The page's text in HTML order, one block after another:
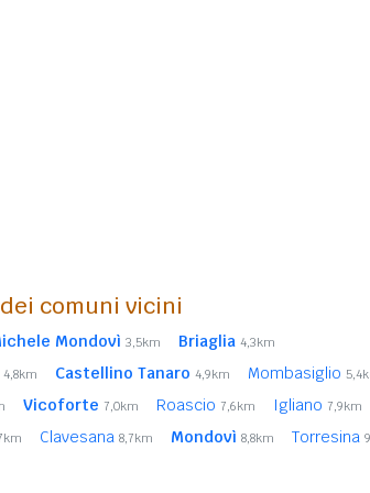
comuni vicini
Mondovì 3,5km Briaglia 4,3km
4,8km Castellino Tanaro 4,9km Mombasiglio
Vicoforte 7,0km Roascio 7,6km Igliano 7,9km
Clavesana 8,7km Mondovì 8,8km Torresina